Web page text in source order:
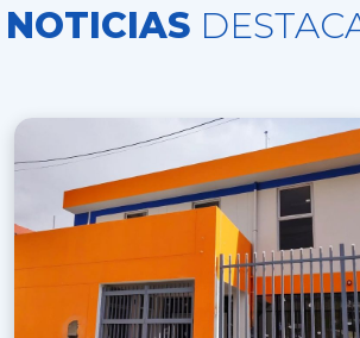
NOTICIAS